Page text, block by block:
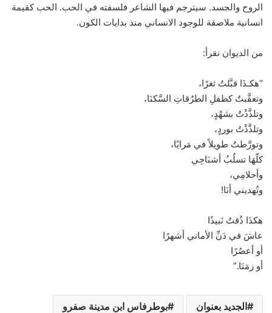
الروح والجسد. سيترجم فيها الشاعر فلسفته في الحب. الحب كقيمة
انسانية ملاصقة للوجود الانساني منذ بدايات الكون.
من الديوان نقرأ:
“هكـذَا قبَّلتُ ثغرًا،
وتعقَّبتُ كطفلِ الطرُقاتِ السَّكنَا،
وتلذَّذْتُ بشهْدٍ،
وتلذَّذْتُ بوردٍ،
وتورَّطتُ طويلاً في مَرايًا،
كلّهَا تسلُبُ أشبَاحِي
وأحلامِي،
وتُهديني أنَا!
هكذَا ذُقتُ نَبيذًا
عاشَ في دَنِّ الأماني أشهرًا
أو أعصُرًا
أو زمَنَا.”
الجديد بعنوان بوطرفاس ابن مدينة صفرو